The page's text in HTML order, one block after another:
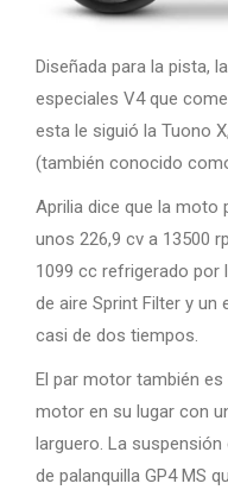
Diseñada para la pista,
especiales V4 que
esta le siguió la Tuono
(también conocido
Aprilia dice que la moto
unos 226,9 cv a 13500
1099 cc refrigerado por
de aire Sprint Filter y un
casi de dos tiempos.
El par motor también
motor en su lugar con
larguero. La
de palanquilla GP4 MS